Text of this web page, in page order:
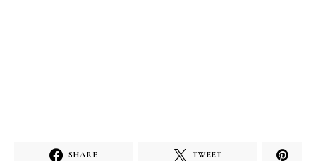
SHARE TWEET